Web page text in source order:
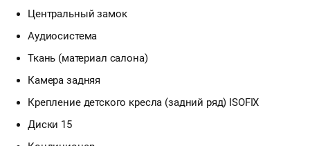
Центральный замок
Аудиосистема
Ткань (материал салона)
Камера задняя
Крепление детского кресла (задний ряд) ISOFIX
Диски 15